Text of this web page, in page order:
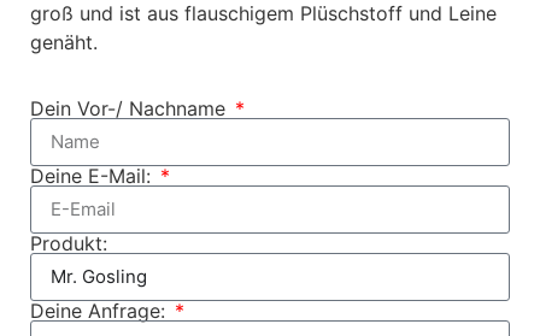
groß und ist aus flauschigem Plüschstoff und Leine
genäht.
Dein Vor-/ Nachname
Deine E-Mail:
Produkt:
Deine Anfrage: